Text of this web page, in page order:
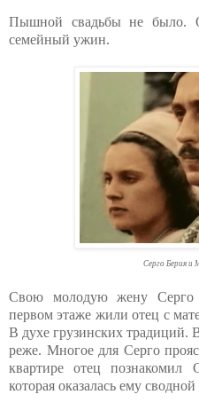
Пышной свадьбы не было.
семейный ужин.
Серго Берия и
Свою молодую жену Серго
первом этаже жили отец с
В духе грузинских традиций.
реже. Многое для Серго
квартире отец познакомил
которая оказалась ему